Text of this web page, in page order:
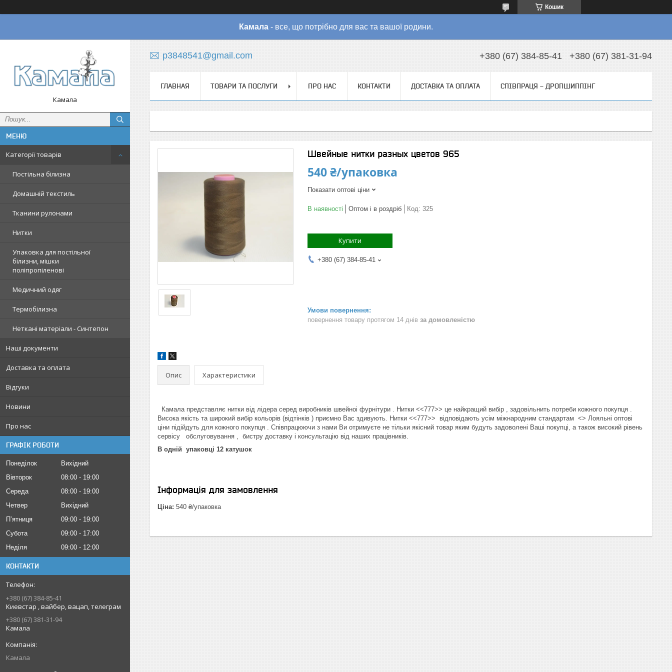
Кошик
Камала - все, що потрібно для вас та вашої родини.
Камала
Категорії товарів
Постільна білизна
Домашній текстиль
Тканини рулонами
Нитки
Упаковка для постільної
білизни, мішки
поліпропіленові
Медичний одяг
Термобілизна
Неткані матеріали - Синтепон
Наші документи
Доставка та оплата
Відгуки
Новини
Про нас
ГРАФІК РОБОТИ
Понеділок
Вихідний
Вівторок
08:00
19:00
Середа
08:00
19:00
Четвер
Вихідний
Пʼятниця
09:00
19:00
Субота
09:00
17:00
Неділя
09:00 12:00
КОНТАКТИ
+380 (67) 384-85-41
Киевстар , вайбер, вацап, телеграм
+380 (67) 381-31-94
Камала
Камала
p3848541@gmail.com +380 (67) 384-85-41 +380 (67) 381-31-94
ГЛАВНАЯ ТОВАРИ ТА ПОСЛУГИ ПРО НАС КОНТАКТИ ДОСТАВКА ТА ОПЛАТА СПІВПРАЦЯ - ДРОПШИППІНГ
Швейные нитки разных цветов 965
540 ₴/упаковка
Показати оптові ціни
В наявності Оптом і в роздріб Код: 325
Купити
+380 (67) 384-85-41
повернення товару протягом 14 днів за домовленістю
Опис Характеристики
Камала представляє нитки від лідера серед виробників швейноі фурнітури . Нитки <<777>> це найкращий вибір , задовільнить потреби кожного покупця .
Висока якість та широкий вибір кольорів (відтінків ) приємно Вас здивують. Нитки <<777>> відповідають усім міжнародним стандартам <> Лояльні оптові
ціни підійдуть для кожного покупця . Співпрацюючи з нами Ви отримуєте не тільки якісний товар яким будуть задоволені Ваші покупці, а також високий рівень
сервісу обслуговування , бистру доставку і консультацію від наших працівників.
В одній упаковці 12 катушок
Інформація для замовлення
Ціна: 540 ₴/упаковка